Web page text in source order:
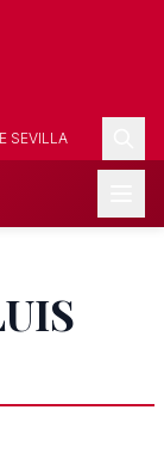
SEVILLA